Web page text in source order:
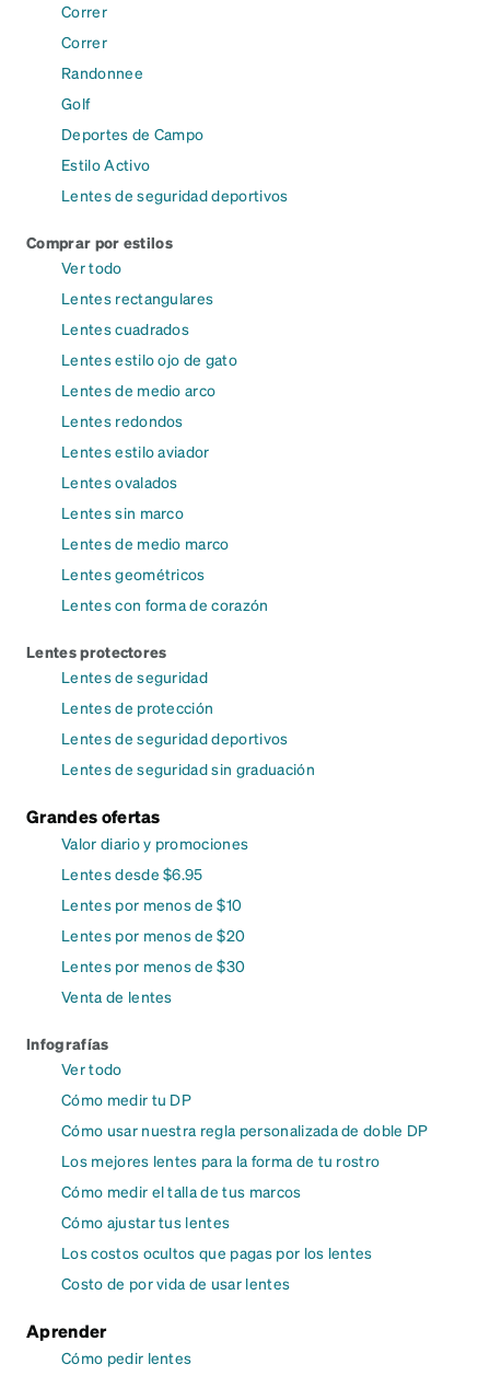
Correr
Correr
Randonnee
Golf
Deportes de Campo
Estilo Activo
Lentes de seguridad deportivos
Comprar por estilos
Ver todo
Lentes rectangulares
Lentes cuadrados
Lentes estilo ojo de gato
Lentes de medio arco
Lentes redondos
Lentes estilo aviador
Lentes ovalados
Lentes sin marco
Lentes de medio marco
Lentes geométricos
Lentes con forma de corazón
Lentes protectores
Lentes de seguridad
Lentes de protección
Lentes de seguridad deportivos
Lentes de seguridad sin graduación
Grandes ofertas
Valor diario y promociones
Lentes desde $6.95
Lentes por menos de $10
Lentes por menos de $20
Lentes por menos de $30
Venta de lentes
Infografías
Ver todo
Cómo medir tu DP
Cómo usar nuestra regla personalizada de doble DP
Los mejores lentes para la forma de tu rostro
Cómo medir el talla de tus marcos
Cómo ajustar tus lentes
Los costos ocultos que pagas por los lentes
Costo de por vida de usar lentes
Aprender
Cómo pedir lentes